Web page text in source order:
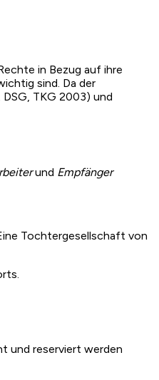
in Bezug auf ihre
sind. Da der
TKG 2003) und
und Empfänger
Tochtergesellschaft von
und reserviert werden